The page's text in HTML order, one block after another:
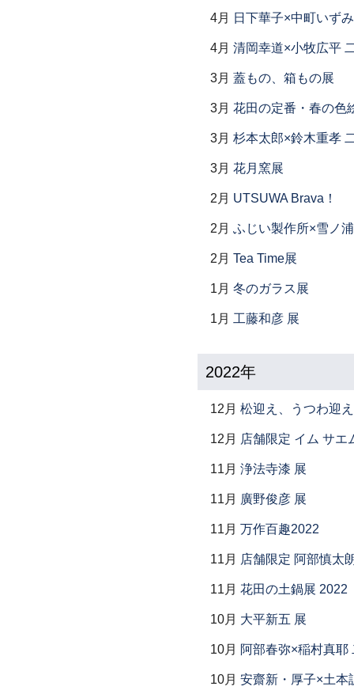
4月 日下華子×中町いず
4月 清岡幸道×小牧広平
3月 蓋もの、箱もの展
3月 花田の定番・春の色
3月 杉本太郎×鈴木重孝
3月 花月窯展
2月 UTSUWA Brava！
2月 ふじい製作所×雪ノ
2月 Tea Time展
1月 冬のガラス展
1月 工藤和彦 展
2022年
12月 松迎え、うつわ迎
12月 店舗限定 イム サ
11月 浄法寺漆 展
11月 廣野俊彦 展
11月 万作百趣2022
11月 店舗限定 阿部慎太
11月 花田の土鍋展 2022
10月 大平新五 展
10月 阿部春弥×稲村真耶
10月 安齋新・厚子×土本